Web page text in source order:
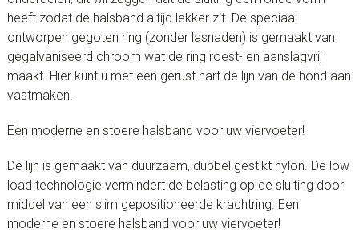
heeft zodat de halsband altijd lekker zit. De speciaal
ontworpen gegoten ring (zonder lasnaden) is gemaakt van
gegalvaniseerd chroom wat de ring roest- en aanslagvrij
maakt. Hier kunt u met een gerust hart de lijn van de hond aan
vastmaken.
Een moderne en stoere halsband voor uw viervoeter!
De lijn is gemaakt van duurzaam, dubbel gestikt nylon. De low
load technologie vermindert de belasting op de sluiting door
middel van een slim gepositioneerde krachtring. Een
moderne en stoere halsband voor uw viervoeter!